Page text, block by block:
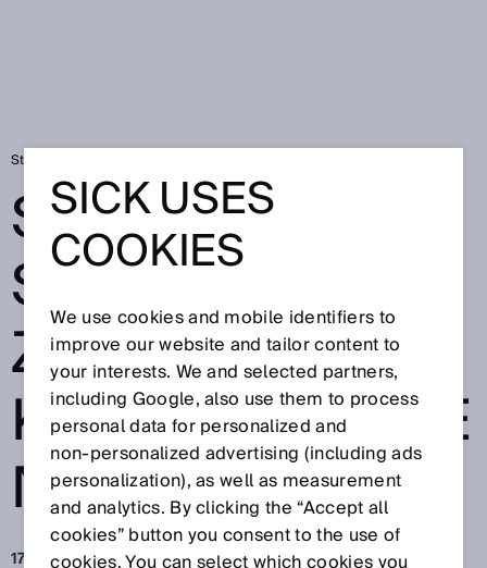
Startseite
SENSOREN
STEUERN DIE
ZUKUNFT DER
KOLLABORATIVE
N ROBOTER
17.09.2019
SICK USES
COOKIES
We use cookies and mobile identifiers to
improve our website and tailor content to
your interests. We and selected partners,
including Google, also use them to process
personal data for personalized and
non‑personalized advertising (including ads
personalization), as well as measurement
and analytics. By clicking the “Accept all
cookies” button you consent to the use of